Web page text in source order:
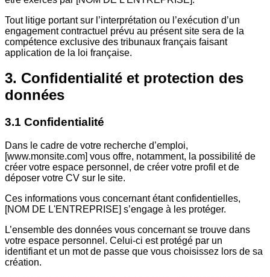
Tout litige portant sur l’interprétation ou l’exécution d’un
engagement contractuel prévu au présent site sera de la
compétence exclusive des tribunaux français faisant
application de la loi française.
3. Confidentialité et protection des
données
3.1 Confidentialité
Dans le cadre de votre recherche d’emploi,
[www.monsite.com] vous offre, notamment, la possibilité de
créer votre espace personnel, de créer votre profil et de
déposer votre CV sur le site.
Ces informations vous concernant étant confidentielles,
[NOM DE L'ENTREPRISE] s’engage à les protéger.
L’ensemble des données vous concernant se trouve dans
votre espace personnel. Celui-ci est protégé par un
identifiant et un mot de passe que vous choisissez lors de sa
création.